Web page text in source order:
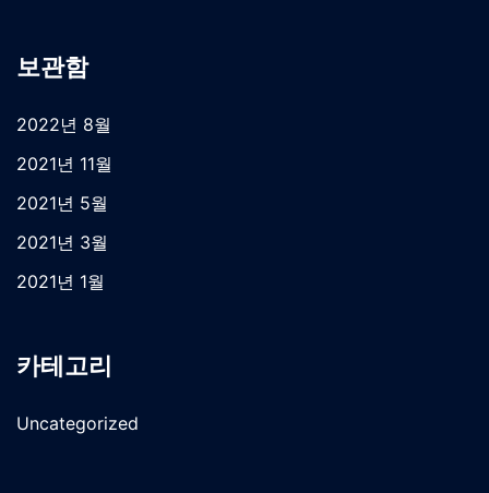
보관함
2022년 8월
2021년 11월
2021년 5월
2021년 3월
2021년 1월
카테고리
Uncategorized